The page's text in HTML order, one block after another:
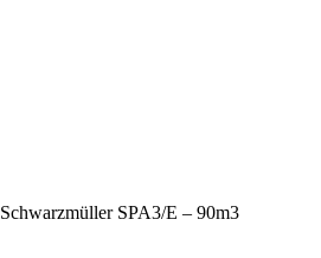
Schwarzmüller SPA3/E – 90m3